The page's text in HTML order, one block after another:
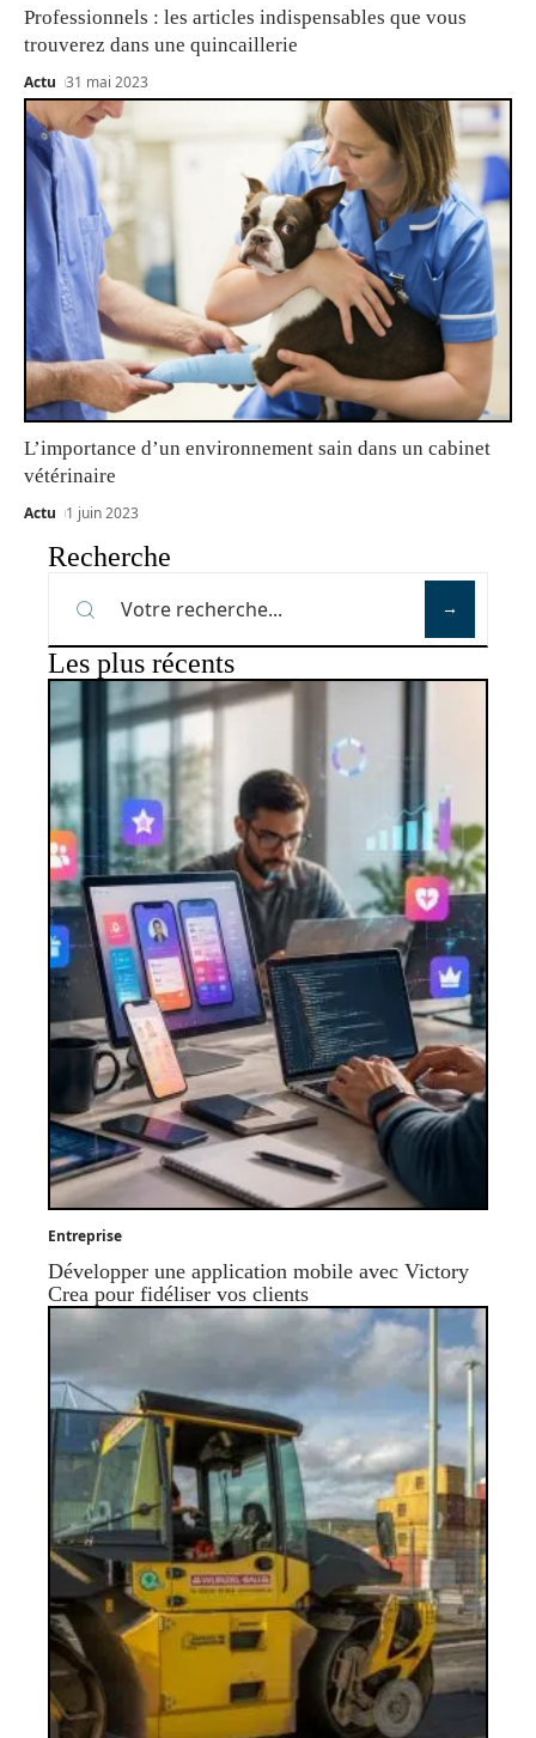
Professionnels : les articles indispensables que vous
trouverez dans une quincaillerie
Actu 31 mai 2023
L’importance d’un environnement sain dans un cabinet
vétérinaire
Actu 1 juin 2023
Recherche
Les plus récents
Entreprise
Développer une application mobile avec Victory
Crea pour fidéliser vos clients